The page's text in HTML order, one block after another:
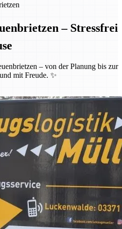
– Stressfrei
– von der Planung bis zur
mit Freude. ✨